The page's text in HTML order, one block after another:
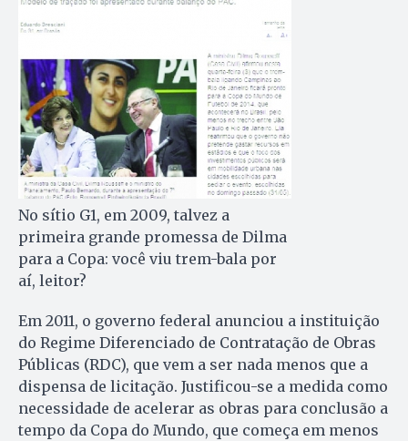
No sítio G1, em 2009, talvez a
primeira grande promessa de Dilma
para a Copa: você viu trem-bala por
aí, leitor?
Em 2011, o governo federal anunciou a instituição
do Regime Dife­ren­ciado de Contrata­ção de Obras
Públicas (RDC), que vem a ser nada menos que a
dispensa de licitação. Justificou-se a medida como
necessidade de acelerar as obras para conclusão a
tempo da Copa do Mundo, que começa em menos